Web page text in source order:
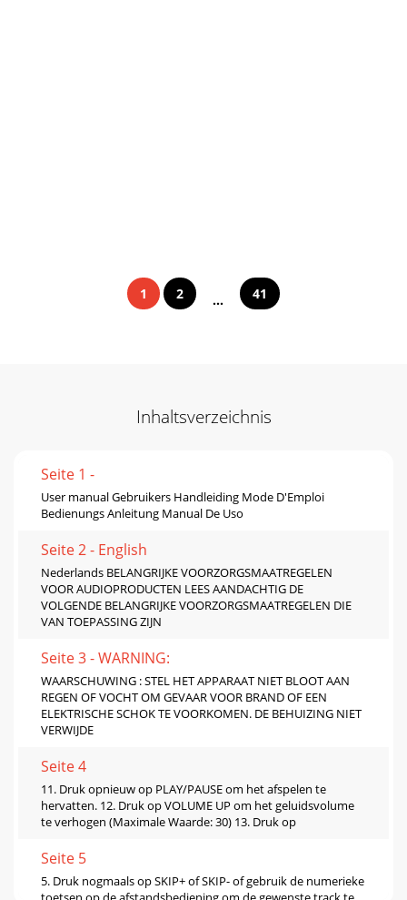
1 2 ... 41
Inhaltsverzeichnis
Seite 1 -
User manual Gebruikers Handleiding Mode D'Emploi
Bedienungs Anleitung Manual De Uso
Seite 2 - English
Nederlands BELANGRIJKE VOORZORGSMAATREGELEN
VOOR AUDIOPRODUCTEN LEES AANDACHTIG DE
VOLGENDE BELANGRIJKE VOORZORGSMAATREGELEN DIE
VAN TOEPASSING ZIJN
Seite 3 - WARNING:
WAARSCHUWING : STEL HET APPARAAT NIET BLOOT AAN
REGEN OF VOCHT OM GEVAAR VOOR BRAND OF EEN
ELEKTRISCHE SCHOK TE VOORKOMEN. DE BEHUIZING NIET
VERWIJDE
Seite 4
11. Druk opnieuw op PLAY/PAUSE om het afspelen te
hervatten. 12. Druk op VOLUME UP om het geluidsvolume
te verhogen (Maximale Waarde: 30) 13. Druk op
Seite 5
5. Druk nogmaals op SKIP+ of SKIP- of gebruik de numerieke